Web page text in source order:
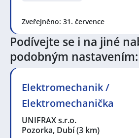
Zveřejněno: 31. července
Podívejte se i na jiné
podobným nastavením:
Elektromechanik /
Elektromechanička
UNIFRAX s.r.o.
Pozorka, Dubí(3 km)